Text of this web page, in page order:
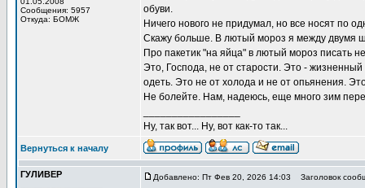
Сообщения: 5957
Откуда: БОМЖ
обуви.
Ничего нового не придумал, но все носят по
Скажу больше. В лютый мороз я между двумя
Про пакетик "на яйца" в лютый мороз писать
Это, Господа, не от старости. Это -
одеть. Это не от холода и не от опьянения.
Не болейте. Нам, надеюсь, еще много зим
Ну, так вот... Ну, вот как-то так...
Вернуться к началу
ГУЛИВЕР Добавлено: Пт Фев 20, 2026 14:03 Заголовок